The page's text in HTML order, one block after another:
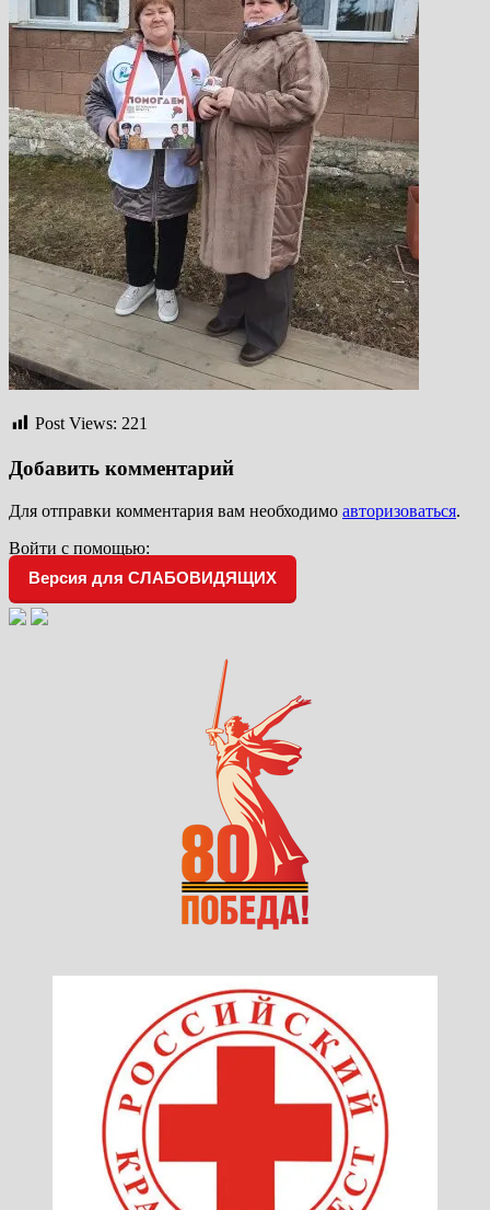
Post Views: 221
Добавить комментарий
Для отправки комментария вам необходимо авторизоваться.
Войти с помощью:
Версия для СЛАБОВИДЯЩИХ